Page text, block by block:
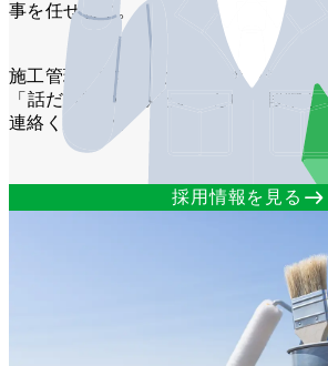
事を任せます。
施工管理・営業、どちらのポジション
「話だけ聞いてみたい」という段階か
連絡ください。
採用情報を見る east